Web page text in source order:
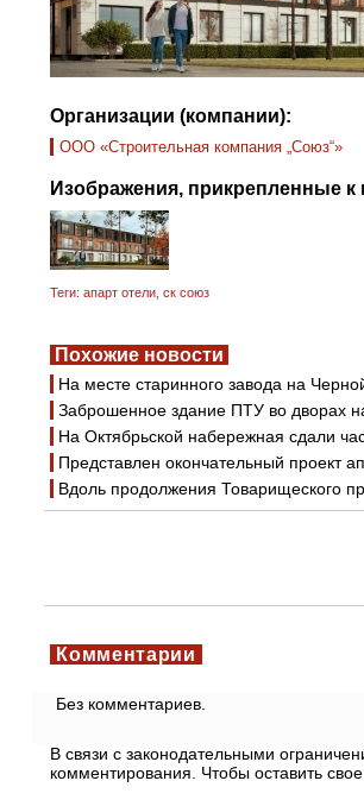
Организации (компании):
ООО «Строительная компания „Союз“»
Изображения, прикрепленные к
Теги: апарт отели ск союз
Похожие новости
На месте старинного завода на
Заброшенное здание ПТУ во дворах
На Октябрьской набережная сдали
Представлен окончательный проект
Вдоль продолжения Товарищеского
Комментарии
Без комментариев.
В связи с законодательными
комментирования. Чтобы оставить